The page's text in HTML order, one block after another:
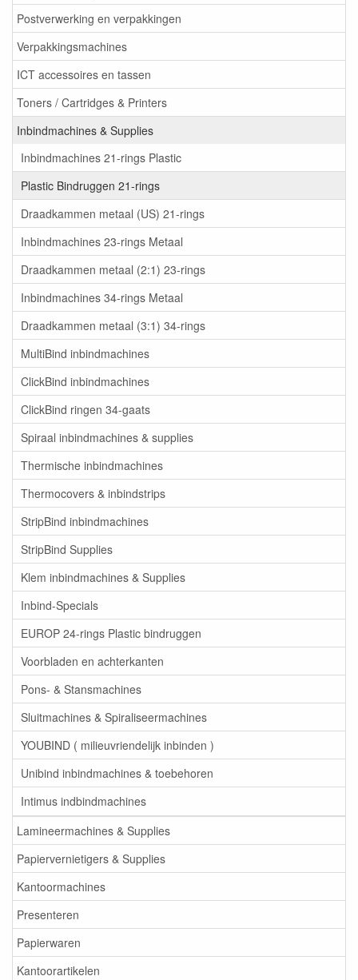
Postverwerking en verpakkingen
Verpakkingsmachines
ICT accessoires en tassen
Toners / Cartridges & Printers
Inbindmachines & Supplies
Inbindmachines 21-rings Plastic
Plastic Bindruggen 21-rings
Draadkammen metaal (US) 21-rings
Inbindmachines 23-rings Metaal
Draadkammen metaal (2:1) 23-rings
Inbindmachines 34-rings Metaal
Draadkammen metaal (3:1) 34-rings
MultiBind inbindmachines
ClickBind inbindmachines
ClickBind ringen 34-gaats
Spiraal inbindmachines & supplies
Thermische inbindmachines
Thermocovers & inbindstrips
StripBind inbindmachines
StripBind Supplies
Klem inbindmachines & Supplies
Inbind-Specials
EUROP 24-rings Plastic bindruggen
Voorbladen en achterkanten
Pons- & Stansmachines
Sluitmachines & Spiraliseermachines
YOUBIND ( milieuvriendelijk inbinden )
Unibind inbindmachines & toebehoren
Intimus indbindmachines
Lamineermachines & Supplies
Papiervernietigers & Supplies
Kantoormachines
Presenteren
Papierwaren
Kantoorartikelen